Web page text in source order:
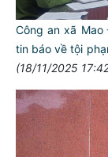
Công an xã
tin báo về tội
(18/11/2025